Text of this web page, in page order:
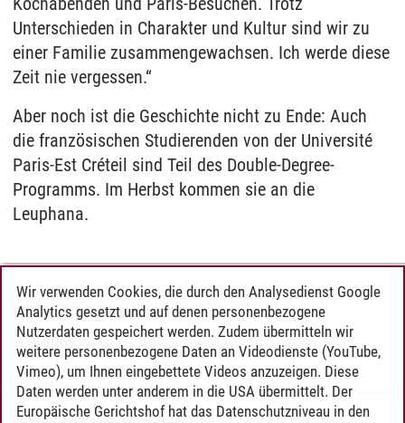
Unterschieden in Charakter und Kultur sind wir zu
einer Familie zusammengewachsen. Ich werde diese
Zeit nie vergessen.“
Aber noch ist die Geschichte nicht zu Ende: Auch
die französischen Studierenden von der Université
Paris-Est Créteil sind Teil des Double-Degree-
Programms. Im Herbst kommen sie an die
Leuphana.
WEITERE INFORMATIONEN
Studium in Paris
Dr. Marietta Hülsmann/14.08.2023
Wir verwenden Cookies, die durch den Analysedienst Google
Analytics gesetzt und auf denen personenbezogene
Nutzerdaten gespeichert werden. Zudem übermitteln wir
weitere personenbezogene Daten an Videodienste (YouTube,
Vimeo), um Ihnen eingebettete Videos anzuzeigen. Diese
Daten werden unter anderem in die USA übermittelt. Der
Europäische Gerichtshof hat das Datenschutzniveau in den